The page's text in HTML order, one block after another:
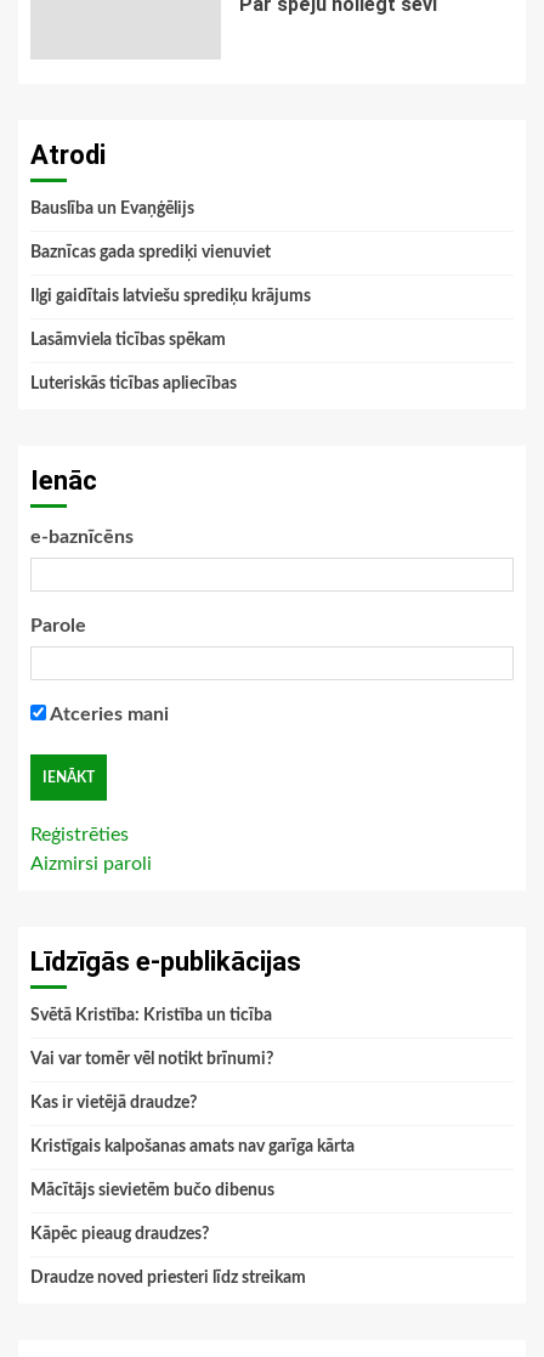
Atrodi
Bauslība un Evaņģēlijs
Baznīcas gada sprediķi vienuviet
Ilgi gaidītais latviešu sprediķu krājums
Lasāmviela ticības spēkam
Luteriskās ticības apliecības
Ienāc
e-baznīcēns
Parole
Atceries mani
Reģistrēties
Aizmirsi paroli
Līdzīgās e-publikācijas
Svētā Kristība: Kristība un ticība
Vai var tomēr vēl notikt brīnumi?
Kas ir vietējā draudze?
Kristīgais kalpošanas amats nav garīga kārta
Mācītājs sievietēm bučo dibenus
Kāpēc pieaug draudzes?
Draudze noved priesteri līdz streikam